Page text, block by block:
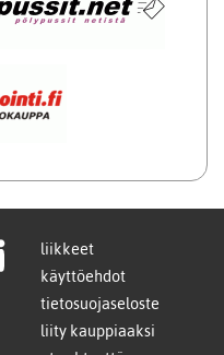
liikkeet
käyttöehdot
tietosuojaseloste
liity kauppiaaksi